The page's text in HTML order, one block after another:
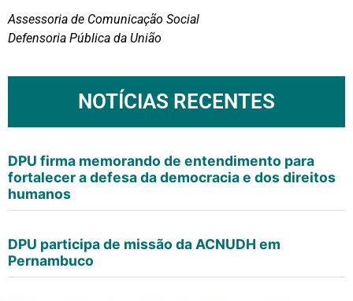
Assessoria de Comunicação Social
Defensoria Pública da União
NOTÍCIAS RECENTES
DPU firma memorando de entendimento para
fortalecer a defesa da democracia e dos direitos
humanos
DPU participa de missão da ACNUDH em
Pernambuco